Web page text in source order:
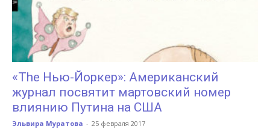
Кыргызстана
«The Нью-Йоркер»: Американский
журнал посвятит мартовский номер
влиянию Путина на США
Эльвира Муратова - 25 февраля 2017